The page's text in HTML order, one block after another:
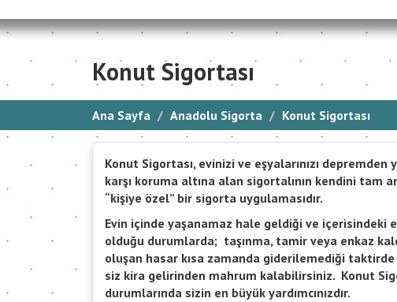
Konut Sigortası
Ana Sayfa Anadolu Sigorta Konut Sigortası
Konut Sigortası, evinizi ve eşyalarınızı depremden
karşı koruma altına alan sigortalının kendini tam
“kişiye özel” bir sigorta uygulamasıdır.
Evin içinde yaşanamaz hale geldiği ve içerisindeki
olduğu durumlarda; taşınma, tamir veya enkaz
oluşan hasar kısa zamanda giderilemediği taktirde
siz kira gelirinden mahrum kalabilirsiniz. Konut
durumlarında sizin en büyük yardımcınızdır.